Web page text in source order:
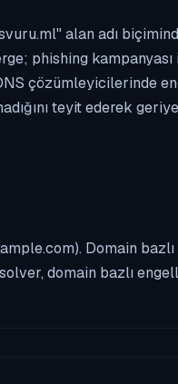
alan adı
phishing
çözümleyicilerinde
teyit ederek
Domain
domain bazlı